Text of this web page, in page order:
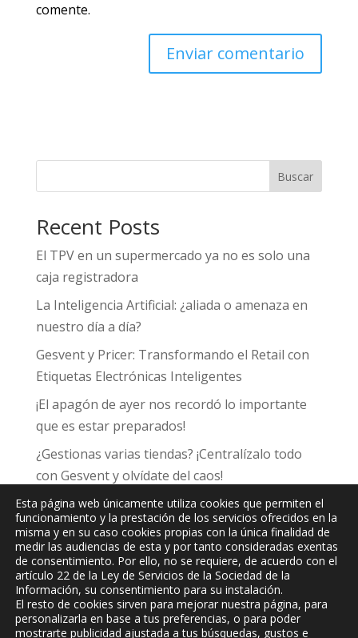
comente.
Buscar
Recent Posts
El TPV en un supermercado ya no es solo una
caja registradora
La Inteligencia Artificial: ¿aliada o amenaza en
nuestro día a día?
Gesvent y Pricer: Transformando el Retail con
Etiquetas Electrónicas Inteligentes
¡El apagón de ayer nos recordó lo importante
que es estar preparados!
¿Gestionas varias tiendas? ¡Centralízalo todo
con Gesvent y olvídate del caos!
JPCInformática y Comunicaciones, S.L.
Esta página web únicamente utiliza cookies que permiten el
funcionamiento y la prestación de los servicios ofrecidos en la
misma y en su caso cookies propias con la única finalidad de
medir las audiencias de esta y por tanto consideradas exentas
de consentimiento. Por ello, no se requiere, de acuerdo con el
artículo 22 de la Ley de Servicios de la Sociedad de la
Información, su consentimiento para su instalación.
El resto de cookies sirven para mejorar nuestra página, para
personalizarla en base a tus preferencias, o para poder
mostrarte publicidad ajustada a tus búsquedas, gustos e